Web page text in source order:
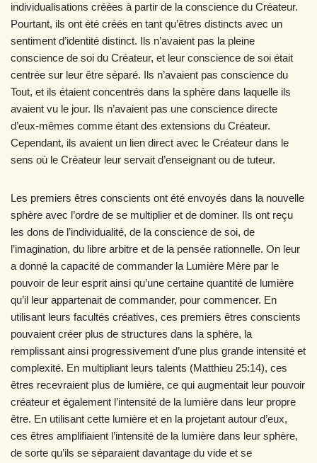
individualisations créées à partir de la conscience du Créateur.
Pourtant, ils ont été créés en tant qu’êtres distincts avec un
sentiment d’identité distinct. Ils n’avaient pas la pleine
conscience de soi du Créateur, et leur conscience de soi était
centrée sur leur être séparé. Ils n’avaient pas conscience du
Tout, et ils étaient concentrés dans la sphère dans laquelle ils
avaient vu le jour. Ils n’avaient pas une conscience directe
d’eux-mêmes comme étant des extensions du Créateur.
Cependant, ils avaient un lien direct avec le Créateur dans le
sens où le Créateur leur servait d’enseignant ou de tuteur.
Les premiers êtres conscients ont été envoyés dans la nouvelle
sphère avec l’ordre de se multiplier et de dominer. Ils ont reçu
les dons de l’individualité, de la conscience de soi, de
l’imagination, du libre arbitre et de la pensée rationnelle. On leur
a donné la capacité de commander la Lumière Mère par le
pouvoir de leur esprit ainsi qu’une certaine quantité de lumière
qu’il leur appartenait de commander, pour commencer. En
utilisant leurs facultés créatives, ces premiers êtres conscients
pouvaient créer plus de structures dans la sphère, la
remplissant ainsi progressivement d’une plus grande intensité et
complexité. En multipliant leurs talents (Matthieu 25:14), ces
êtres recevraient plus de lumière, ce qui augmentait leur pouvoir
créateur et également l’intensité de la lumière dans leur propre
être. En utilisant cette lumière et en la projetant autour d’eux,
ces êtres amplifiaient l’intensité de la lumière dans leur sphère,
de sorte qu’ils se séparaient davantage du vide et se